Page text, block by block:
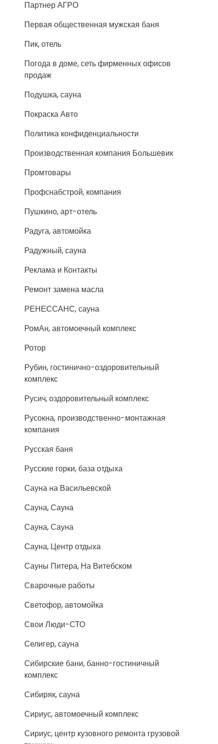
Партнер АГРО
Первая общественная мужская баня
Пик, отель
Погода в доме, сеть фирменных офисов
продаж
Подушка, сауна
Покраска Авто
Политика конфиденциальности
Производственная компания Большевик
Промтовары
Профснабстрой, компания
Пушкино, арт-отель
Радуга, автомойка
Радужный, сауна
Реклама и Контакты
Ремонт замена масла
РЕНЕССАНС, сауна
РомАн, автомоечный комплекс
Ротор
Рубин, гостинично-оздоровительный
комплекс
Русич, оздоровительный комплекс
Русокна, производственно-монтажная
компания
Русская баня
Русские горки, база отдыха
Сауна на Васильевской
Сауна, Сауна
Сауна, Сауна
Сауна, Центр отдыха
Сауны Питера, На Витебском
Сварочные работы
Светофор, автомойка
Свои Люди-СТО
Селигер, сауна
Сибирские бани, банно-гостиничный
комплекс
Сибиряк, сауна
Сириус, автомоечный комплекс
Сириус, центр кузовного ремонта грузовой